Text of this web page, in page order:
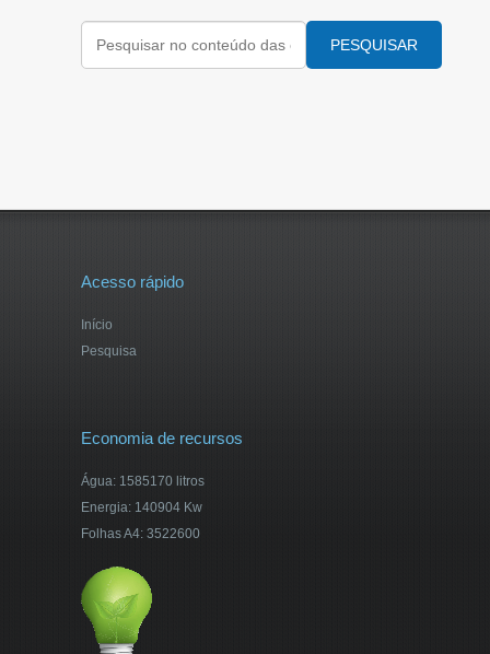
PESQUISAR
Acesso rápido
Início
Pesquisa
Economia de recursos
Água: 1585170 litros
Energia: 140904 Kw
Folhas A4: 3522600